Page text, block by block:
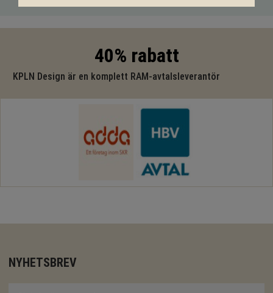
40% rabatt
KPLN Design är en komplett RAM-avtalsleverantör
NYHETSBREV